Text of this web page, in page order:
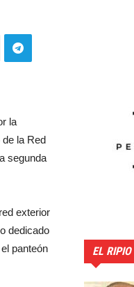
la
la Red
segunda
exterior
dedicado
panteón
EL RIPIO